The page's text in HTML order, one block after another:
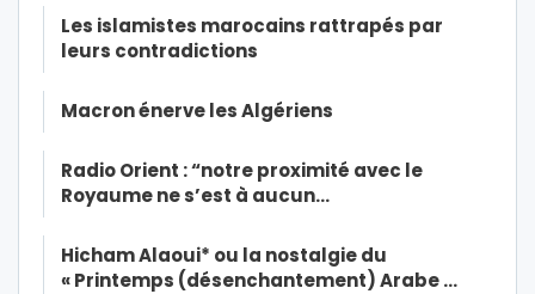
Les islamistes marocains rattrapés par
leurs contradictions
Macron énerve les Algériens
Radio Orient : “notre proximité avec le
Royaume ne s’est à aucun…
Hicham Alaoui* ou la nostalgie du
« Printemps (désenchantement) Arabe …